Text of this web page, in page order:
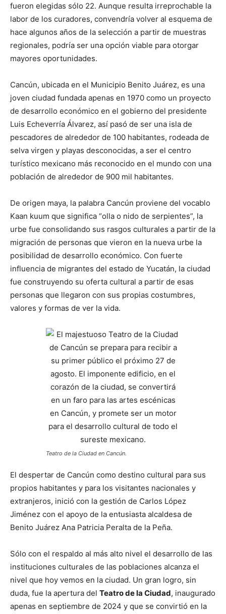
fueron elegidas sólo 22. Aunque resulta irreprochable la
labor de los curadores, convendría volver al esquema de
hace algunos años de la selección a partir de muestras
regionales, podría ser una opción viable para otorgar
mayores oportunidades.
Cancún, ubicada en el Municipio Benito Juárez, es una
joven ciudad fundada apenas en 1970 como un proyecto
de desarrollo económico en el gobierno del presidente
Luis Echeverría Álvarez, así pasó de ser una isla de
pescadores de alrededor de 100 habitantes, rodeada de
selva virgen y playas desconocidas, a ser el centro
turístico mexicano más reconocido en el mundo con una
población de alrededor de 900 mil habitantes.
De origen maya, la palabra Cancún proviene del vocablo
Kaan kuum que significa “olla o nido de serpientes”, la
urbe fue consolidando sus rasgos culturales a partir de la
migración de personas que vieron en la nueva urbe la
posibilidad de desarrollo económico. Con fuerte
influencia de migrantes del estado de Yucatán, la ciudad
fue construyendo su oferta cultural a partir de esas
personas que llegaron con sus propias costumbres,
valores y formas de ver la vida.
Teatro de la Ciudad en Cancún.
El despertar de Cancún como destino cultural para sus
propios habitantes y para los visitantes nacionales y
extranjeros, inició con la gestión de Carlos López
Jiménez con el apoyo de la entusiasta alcaldesa de
Benito Juárez Ana Patricia Peralta de la Peña.
Sólo con el respaldo al más alto nivel el desarrollo de las
instituciones culturales de las poblaciones alcanza el
nivel que hoy vemos en la ciudad. Un gran logro, sin
duda, fue la apertura del Teatro de la Ciudad, inaugurado
apenas en septiembre de 2024 y que se convirtió en la